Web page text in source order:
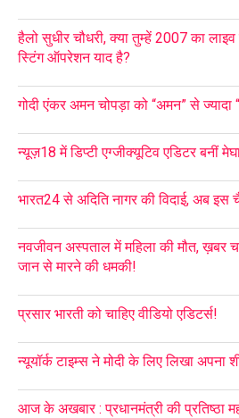
हैलो सुधीर चौधरी, क्या तुम्हें 2007 का लाइव
स्टिंग ऑपरेशन याद है?
गोदी एंकर अमन चोपड़ा को “अमन” से
न्यूज़18 में डिप्टी एग्जीक्यूटिव एडिटर बनीं
भारत24 से अदिति नागर की विदाई, अब
नवजीवन अस्पताल में महिला की मौत, ख़बर
जान से मारने की धमकी!
प्रसार भारती को चाहिए वीडियो एडिटर्स!
न्यूयॉर्क टाइम्स ने मोदी के लिए लिखा अपना
आज के अखबार : प्रधानमंत्री की प्रतिष्ठा